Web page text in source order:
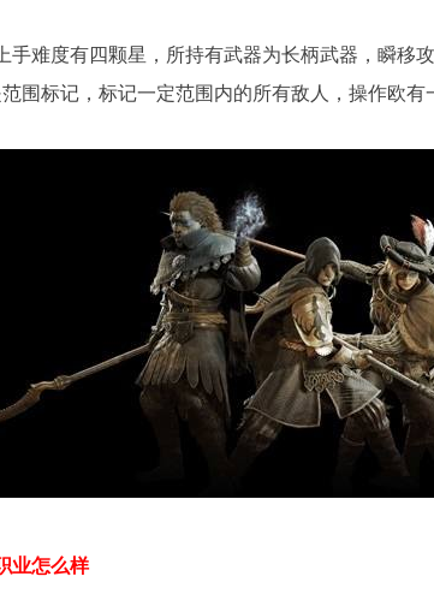
手难度有四颗星，所持有武器为长柄武器，瞬移
围标记，标记一定范围内的所有敌人，操作欧有
业怎么样